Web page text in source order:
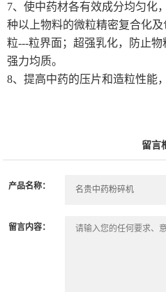
7、使中药材各有效成分均匀化
种以上物料的微粒精密复合化
粒---粒界面；超强乳化，防止
强力均质。
8、提高中药的压片和造粒性能
留言
产品名称：
留言内容：